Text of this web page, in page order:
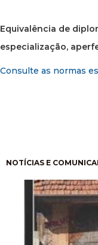
Equivalência de
especialização,
Consulte as normas
NOTÍCIAS E
Pagination